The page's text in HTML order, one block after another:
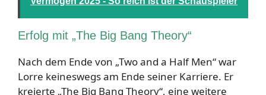
Erfolg mit „The Big Bang Theory“
Nach dem Ende von „Two and a Half Men“ war
Lorre keineswegs am Ende seiner Karriere. Er
kreierte „The Big Bang Theory“, eine weitere